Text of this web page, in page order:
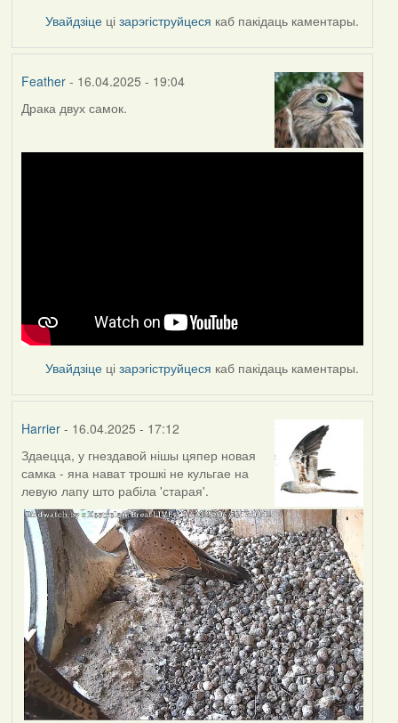
Увайдзіце цізарэгіструйцеся каб пакідаць каментары.
Feather- 16.04.2025 - 19:04
Драка двух самок.
Увайдзіце цізарэгіструйцеся каб пакідаць каментары.
Harrier- 16.04.2025 - 17:12
Здаецца, у гнездавой нішы цяпер новая
самка - яна нават трошкі не кульгае на
левую лапу што рабіла 'старая'.